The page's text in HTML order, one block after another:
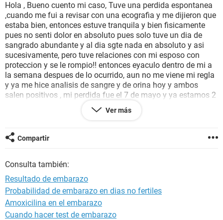
BIENESTAR
SEXUALIDAD
GLOSARIO
Hola , Bueno cuento mi caso, Tuve una perdida espontanea
,cuando me fui a revisar con una ecografia y me dijieron que
estaba bien, entonces estuve tranquila y bien fisicamente
pues no senti dolor en absoluto pues solo tuve un dia de
sangrado abundante y al dia sgte nada en absoluto y asi
sucesivamente, pero tuve relaciones con mi esposo con
proteccion y se le rompio!! entonces eyaculo dentro de mi a
la semana despues de lo ocurrido, aun no me viene mi regla
y ya me hice analisis de sangre y de orina hoy y ambos
salen positivos , mi perdida fue el 7 de mayo y ya estamos 2
de junio, queria saber si estoy embarazada o es posible que
el cgh aun este en mi cuerpo y por eso los resultados
un bebe o es una triste falsa alarma ?? AH Y TENGO MUCHO
SUEÑO ,CANSANCIO Y ME SIENTO HINCHADA...
Ver más
Compartir
Consulta también:
Resultado de embarazo
Probabilidad de embarazo en dias no fertiles
Amoxicilina en el embarazo
Cuando hacer test de embarazo